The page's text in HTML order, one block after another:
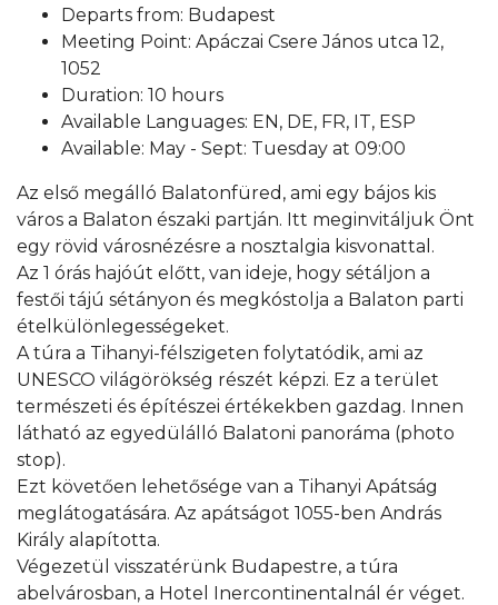
Departs from: Budapest
Meeting Point: Apáczai Csere János utca 12,
1052
Duration: 10 hours
Available Languages: EN, DE, FR, IT, ESP
Available: May - Sept: Tuesday at 09:00
Az első megálló Balatonfüred, ami egy bájos kis
város a Balaton északi partján. Itt meginvitáljuk Önt
egy rövid városnézésre a nosztalgia kisvonattal.
Az 1 órás hajóút előtt, van ideje, hogy sétáljon a
festői tájú sétányon és megkóstolja a Balaton parti
ételkülönlegességeket.
A túra a Tihanyi-félszigeten folytatódik, ami az
UNESCO világörökség részét képzi. Ez a terület
természeti és építészei értékekben gazdag. Innen
látható az egyedülálló Balatoni panoráma (photo
stop).
Ezt követően lehetősége van a Tihanyi Apátság
meglátogatására. Az apátságot 1055-ben András
Király alapította.
Végezetül visszatérünk Budapestre, a túra
abelvárosban, a Hotel Inercontinentalnál ér véget.